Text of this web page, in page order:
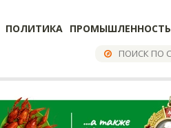
ПОЛИТИКА ПРОМЫШЛЕННОСТЬ